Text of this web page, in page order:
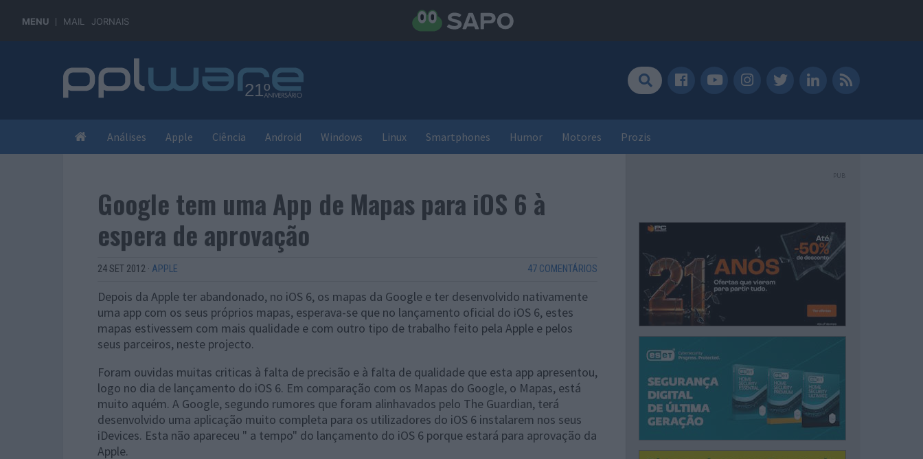
MENU MAIL JORNAIS
Análises Apple Ciência Android Windows Linux Smartphones Humor Motores Prozis
Google tem uma App de Mapas para iOS 6 à
espera de aprovação
24 SET 2012 · APPLE 47 COMENTÁRIOS
Depois da Apple ter abandonado, no iOS 6, os mapas da Google e ter desenvolvido nativamente
uma app com os seus próprios mapas, esperava-se que no lançamento oficial do iOS 6, estes
mapas estivessem com mais qualidade e com outro tipo de trabalho feito pela Apple e pelos
seus parceiros, neste projecto.
Foram ouvidas muitas criticas à falta de precisão e à falta de qualidade que esta app apresentou,
logo no dia de lançamento do iOS 6. Em comparação com os Mapas do Google, o Mapas, está
muito aquém. A Google, segundo rumores que foram alinhavados pelo The Guardian, terá
desenvolvido uma aplicação muito completa para os utilizadores do iOS 6 instalarem nos seus
iDevices. Esta não apareceu " a tempo" do lançamento do iOS 6 porque estará para aprovação da
Apple.
PUB